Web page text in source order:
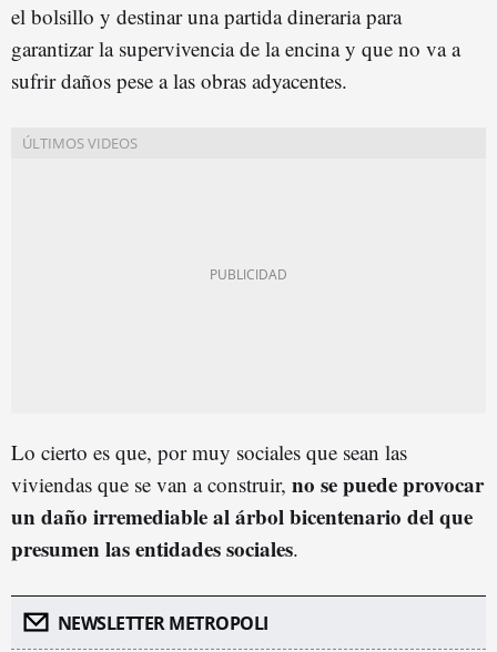
el bolsillo y destinar una partida dineraria para
garantizar la supervivencia de la encina y que no va a
sufrir daños pese a las obras adyacentes.
Lo cierto es que, por muy sociales que sean las
viviendas que se van a construir, no se puede provocar
un daño irremediable alárbol bicentenario del que
presumen las entidades sociales.
NEWSLETTER METROPOLI